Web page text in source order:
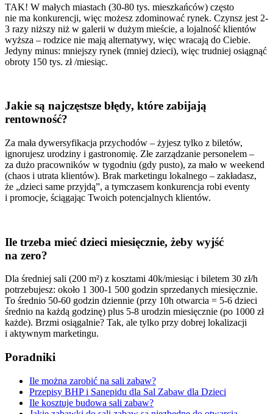
TAK! W małych miastach (30-80 tys. mieszkańców) często
nie ma konkurencji, więc możesz zdominować rynek. Czynsz jest 2-
3 razy niższy niż w galerii w dużym mieście, a lojalność klientów
wyższa – rodzice nie mają alternatywy, więc wracają do Ciebie.
Jedyny minus: mniejszy rynek (mniej dzieci), więc trudniej osiągnąć
obroty 150 tys. zł /miesiąc.
Jakie są najczęstsze błędy, które zabijają
rentowność?
Za mała dywersyfikacja przychodów – żyjesz tylko z biletów,
ignorujesz urodziny i gastronomię. Złe zarządzanie personelem –
za dużo pracowników w tygodniu (gdy pusto), za mało w weekend
(chaos i utrata klientów). Brak marketingu lokalnego – zakładasz,
że „dzieci same przyjdą”, a tymczasem konkurencja robi eventy
i promocje, ściągając Twoich potencjalnych klientów.
Ile trzeba mieć dzieci miesięcznie, żeby wyjść
na zero?
Dla średniej sali (200 m²) z kosztami 40k/miesiąc i biletem 30 zł/h
potrzebujesz: około 1 300-1 500 godzin sprzedanych miesięcznie.
To średnio 50-60 godzin dziennie (przy 10h otwarcia = 5-6 dzieci
średnio na każdą godzinę) plus 5-8 urodzin miesięcznie (po 1000 zł
każde). Brzmi osiągalnie? Tak, ale tylko przy dobrej lokalizacji
i aktywnym marketingu.
Poradniki
Ile można zarobić na sali zabaw?
Przepisy BHP i Sanepidu dla Sal Zabaw dla Dzieci
Ile kosztuje budowa sali zabaw?